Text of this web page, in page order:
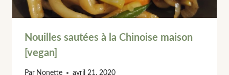
Nouilles sautées à la Chinoise maison
[vegan]
Par Nonette avril 21, 2020